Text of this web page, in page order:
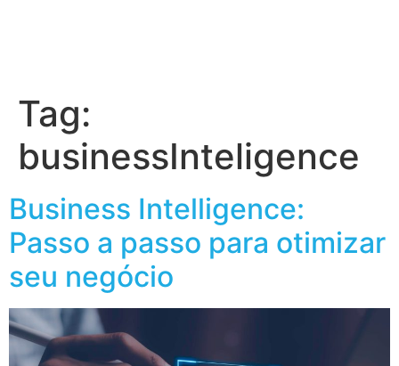
Tag:
businessInteligence
Business Intelligence:
Passo a passo para otimizar
seu negócio